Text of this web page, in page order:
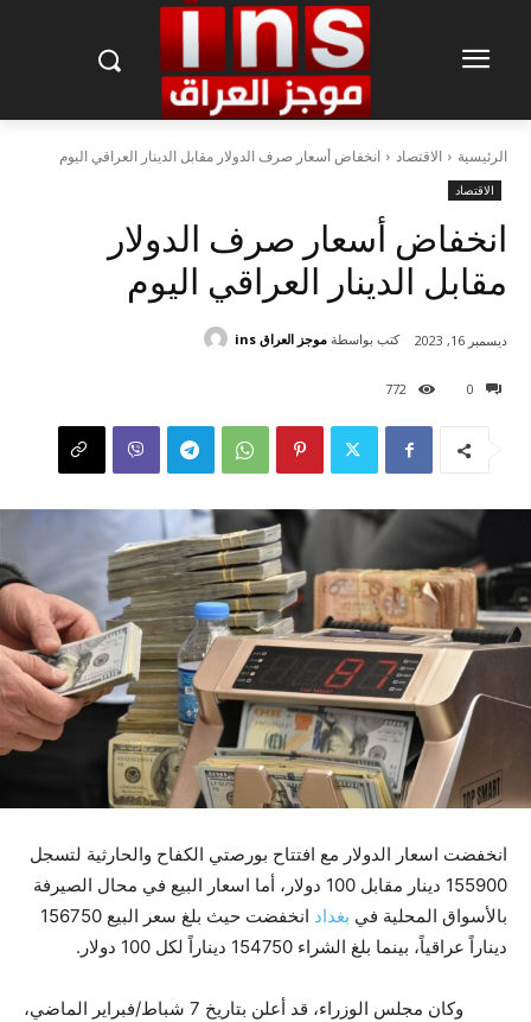
الرئيسية الاقتصاد انخفاض أسعار صرف الدولار مقابل الدينار العراقي اليوم
الاقتصاد
انخفاض أسعار صرف الدولار
مقابل الدينار العراقي اليوم
0
772
ديسمبر 16, 2023 كتب بواسطة موجز العراق ins
انخفضت اسعار الدولار مع افتتاح بورصتي الكفاح والحارثية لتسجل
155900 دينار مقابل 100 دولار، أما اسعار البيع في محال الصيرفة
بالأسواق المحلية في بغداد
انخفضت حيث بلغ سعر البيع 156750
ديناراً عراقياً، بينما بلغ الشراء 154750 ديناراً لكل 100 دولار.
وكان مجلس الوزراء، قد أعلن بتاريخ 7 شباط/فبراير الماضي،